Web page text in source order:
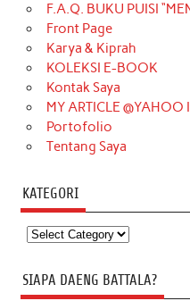
F.A.Q. BUKU PUISI
Front Page
Karya & Kiprah
KOLEKSI E-BOOK
Kontak Saya
MY ARTICLE @YAHOO
Portofolio
Tentang Saya
KATEGORI
Kategori
SIAPA DAENG BATTALA?